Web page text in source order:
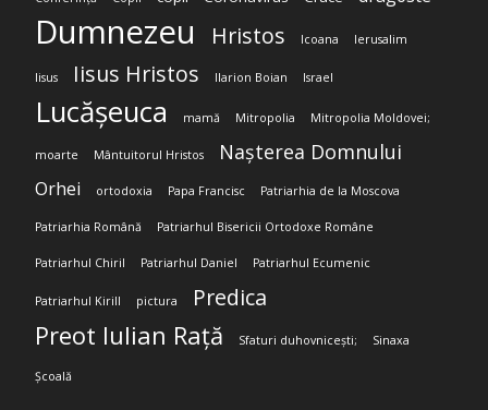
Dumnezeu Hristos Icoana Ierusalim
Iisus Iisus Hristos Ilarion Boian Israel
Lucășeuca mamă Mitropolia Mitropolia Moldovei;
moarte Mântuitorul Hristos Nașterea Domnului
Orhei ortodoxia Papa Francisc Patriarhia de la Moscova
Patriarhia Română Patriarhul Bisericii Ortodoxe Române
Patriarhul Chiril Patriarhul Daniel Patriarhul Ecumenic
Patriarhul Kirill pictura Predica
Preot Iulian Rață Sfaturi duhovnicești; Sinaxa
Școală